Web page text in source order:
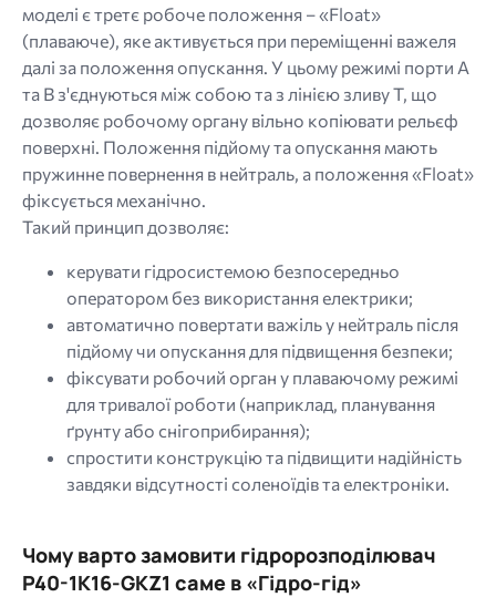
моделі є третє робоче положення – «Float»
(плаваюче), яке активується при переміщенні важеля
далі за положення опускання. У цьому режимі порти A
та B з'єднуються між собою та з лінією зливу T, що
дозволяє робочому органу вільно копіювати рельєф
поверхні. Положення підйому та опускання мають
пружинне повернення в нейтраль, а положення «Float»
фіксується механічно.
Такий принцип дозволяє:
керувати гідросистемою безпосередньо
оператором без використання електрики;
автоматично повертати важіль у нейтраль після
підйому чи опускання для підвищення безпеки;
фіксувати робочий орган у плаваючому режимі
для тривалої роботи (наприклад, планування
ґрунту або снігоприбирання);
спростити конструкцію та підвищити надійність
завдяки відсутності соленоїдів та електроніки.
Чому варто замовити гідророзподілювач
P40-1K16-GKZ1 саме в «Гідро-гід»